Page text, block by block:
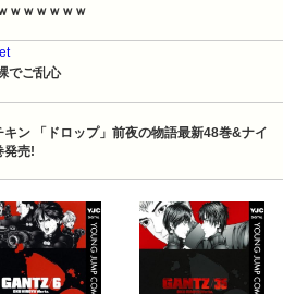
ｗｗｗｗｗｗ
でご乱心
ン 「ドロップ」前夜の物語最新48巻&ナイ
発売!